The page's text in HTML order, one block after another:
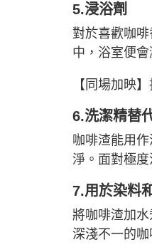
5.浸浴劑
對於喜歡咖
中，浴室便
【同場加映】
6.洗潔精替
咖啡渣能用
淨。面對極
7.用於染料
將咖啡渣加
深淺不一的